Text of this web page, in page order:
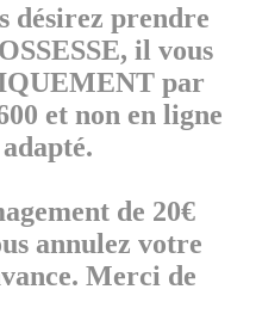
désirez prendre
il vous
par
et non en ligne
de 20€
annulez votre
Merci de